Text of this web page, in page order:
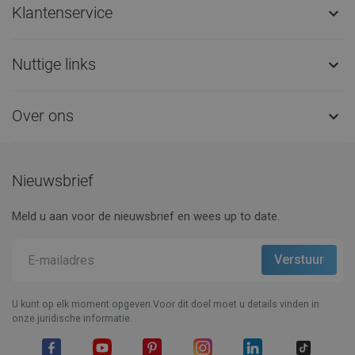
Klantenservice 
Nuttige links 
Over ons 
Nieuwsbrief
Meld u aan voor de nieuwsbrief en wees up to date.
U kunt op elk moment opgeven.Voor dit doel moet u details vinden in
onze juridische informatie.